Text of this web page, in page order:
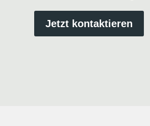
Jetzt kontaktieren